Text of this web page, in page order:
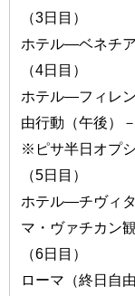
（3日目）
ホテル―ベネチ
（4日目）
ホテル―フィレ
由行動（午後）
※ピサ半日オプ
（5日目）
ホテル―チヴィ
マ・ヴァチカン
（6日目）
ローマ（終日自